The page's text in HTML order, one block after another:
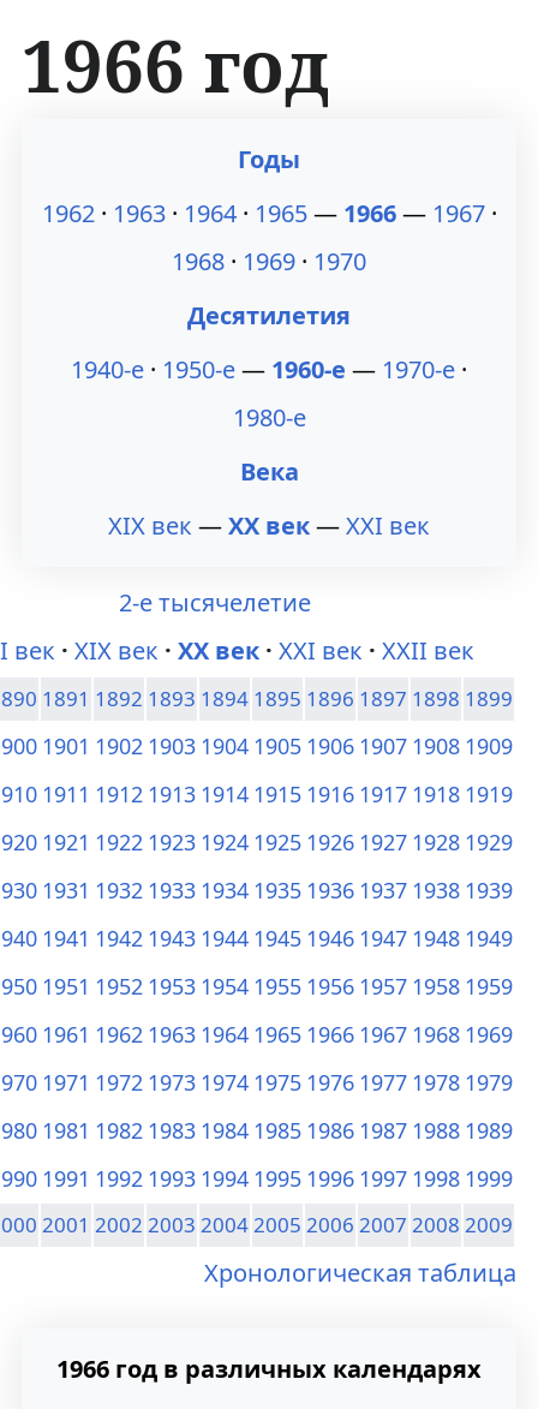
1966 год
и
с
Годы
1962 · 1963 · 1964 · 1965— 1966— 1967 ·
1968 · 1969 · 1970
Десятилетия
1940-е · 1950-е— 1960-е — 1970-е ·
1980-е
Века
XIX век —XX век—XXI век
2-е тысячелетие
век
XIX век XX век XXI век XXII век
1891 1892 1893 1894 1895 1896 1897 1898 1899
1901 1902 1903 1904 1905 1906 1907 1908 1909
1911 1912 1913 1914 1915 1916 1917 1918 1919
1921 1922 1923 1924 1925 1926 1927 1928 1929
1931 1932 1933 1934 1935 1936 1937 1938 1939
1941 1942 1943 1944 1945 1946 1947 1948 1949
1951 1952 1953 1954 1955 1956 1957 1958 1959
1961 1962 1963 1964 1965 1966 1967 1968 1969
1971 1972 1973 1974 1975 1976 1977 1978 1979
1981 1982 1983 1984 1985 1986 1987 1988 1989
1991 1992 1993 1994 1995 1996 1997 1998 1999
2001 2002 2003 20042005 2006 2007 2008 2009
Хронологическая таблица
1966 год в различных календарях